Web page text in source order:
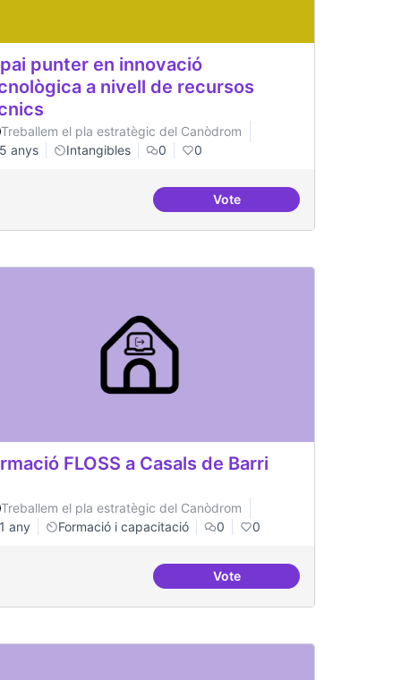
punter en innovació
a nivell de recursos
Treballem el pla estratègic del Canòdrom
5 anys
Intangibles 0 0
VoteEspai punter en innovació
de migració a FLOSS
FLOSS a Casals de Barri
Treballem el pla estratègic del Canòdrom
1 any
Formació i capacitació 0 0
VoteFormació FLOSS a Casals